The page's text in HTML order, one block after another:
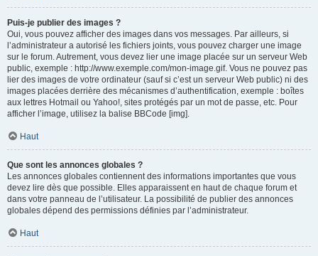
Puis-je publier des images ?
Oui, vous pouvez afficher des images dans vos messages. Par ailleurs, si
l’administrateur a autorisé les fichiers joints, vous pouvez charger une image
sur le forum. Autrement, vous devez lier une image placée sur un serveur Web
public, exemple : http://www.exemple.com/mon-image.gif. Vous ne pouvez pas
lier des images de votre ordinateur (sauf si c’est un serveur Web public) ni des
images placées derrière des mécanismes d’authentification, exemple : boîtes
aux lettres Hotmail ou Yahoo!, sites protégés par un mot de passe, etc. Pour
afficher l’image, utilisez la balise BBCode [img].
Haut
Que sont les annonces globales ?
Les annonces globales contiennent des informations importantes que vous
devez lire dès que possible. Elles apparaissent en haut de chaque forum et
dans votre panneau de l’utilisateur. La possibilité de publier des annonces
globales dépend des permissions définies par l’administrateur.
Haut